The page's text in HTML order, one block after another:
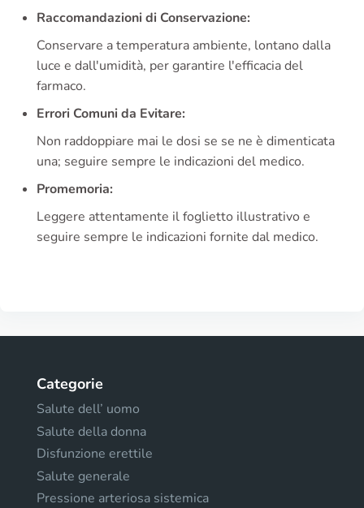
Raccomandazioni di Conservazione:
Conservare a temperatura ambiente, lontano dalla
luce e dall'umidità, per garantire l'efficacia del
farmaco.
Errori Comuni da Evitare:
Non raddoppiare mai le dosi se se ne è dimenticata
una; seguire sempre le indicazioni del medico.
Promemoria:
Leggere attentamente il foglietto illustrativo e
seguire sempre le indicazioni fornite dal medico.
Categorie
Salute dell’ uomo
Salute della donna
Disfunzione erettile
Salute generale
Pressione arteriosa sistemica